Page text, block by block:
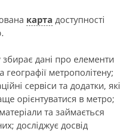
карта доступності
дані про елементи
географії метрополітену;
сервіси та додатки, які
орієнтуватися в метро;
та займається
досліджує досвід